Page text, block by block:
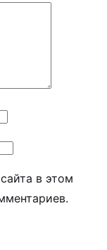
в этом